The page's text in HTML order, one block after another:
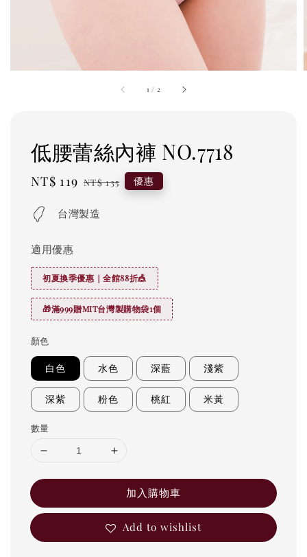
1 / 2
低腰蕾絲內褲 NO.7718
Sale
NT$ 119 Regular
NT$ 135 優惠
台灣製造
適用優惠
初夏換季優惠｜全館88折🎪
🎁滿999贈MIT台灣製購物袋1個
顏色
白色 水色 深藍 淺紫
深紫 粉色 桃紅 米黃
數量
加入購物車
Add to wishlist